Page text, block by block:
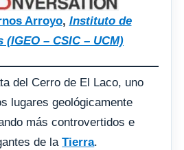
Arroyo, Instituto de
(IGEO – CSIC – UCM)
del Cerro de El Laco, uno
lugares geológicamente
más controvertidos e
de laTierra.